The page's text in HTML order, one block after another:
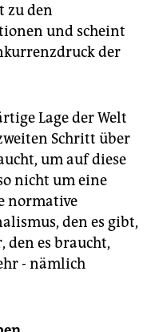
zu den
und scheint
der
Lage der Welt
Schritt über
um auf diese
nicht um eine
normative
den es gibt,
den es braucht,
- nämlich